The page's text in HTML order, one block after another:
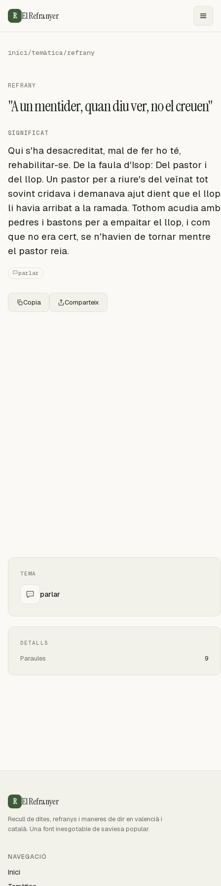
R El Refranyer
inici/temàtica/refrany
REFRANY
"A un mentider, quan diu ver, no el creuen"
SIGNIFICAT
Qui s'ha desacreditat, mal de fer ho té,
rehabilitar-se. De la faula d'Isop: Del pastor i
del llop. Un pastor per a riure's del veïnat tot
sovint cridava i demanava ajut dient que el llop
li havia arribat a la ramada. Tothom acudia amb
pedres i bastons per a empaitar el llop, i com
que no era cert, se n'havien de tornar mentre
el pastor reia.
parlar
Copia Comparteix
TEMA
parlar
DETALLS
Paraules 9
R El Refranyer
Recull de dites, refranys i maneres de dir en valencià i
català. Una font inesgotable de saviesa popular.
NAVEGACIÓ
Inici